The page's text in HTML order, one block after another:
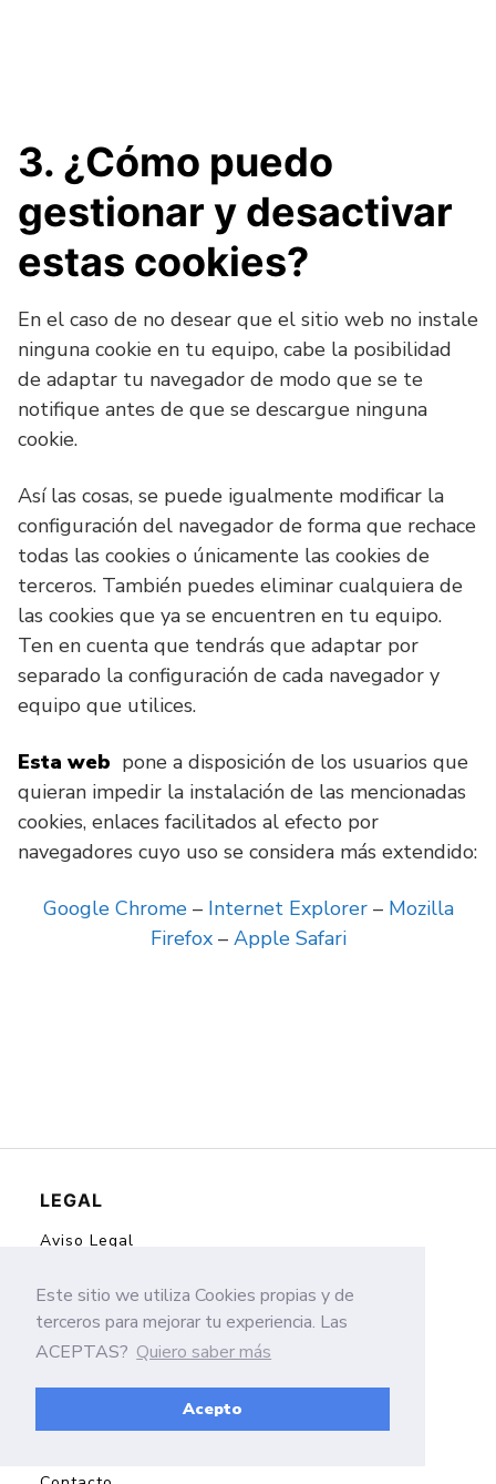
3. ¿Cómo puedo
gestionar y desactivar
estas cookies?
En el caso de no desear que el sitio web no instale
ninguna cookie en tu equipo, cabe la posibilidad
de adaptar tu navegador de modo que se te
notifique antes de que se descargue ninguna
cookie.
Así las cosas, se puede igualmente modificar la
configuración del navegador de forma que rechace
todas las cookies o únicamente las cookies de
terceros. También puedes eliminar cualquiera de
las cookies que ya se encuentren en tu equipo.
Ten en cuenta que tendrás que adaptar por
separado la configuración de cada navegador y
equipo que utilices.
Esta web pone a disposición de los usuarios que
quieran impedir la instalación de las mencionadas
cookies, enlaces facilitados al efecto por
navegadores cuyo uso se considera más extendido:
Google Chrome– Internet Explorer– Mozilla
Firefox– Apple Safari
LEGAL
Aviso Legal
Politicas de Privacidad
Este sitio we utiliza Cookies propias y de
terceros para mejorar tu experiencia. Las
ACEPTAS? Quiero saber más
Acepto